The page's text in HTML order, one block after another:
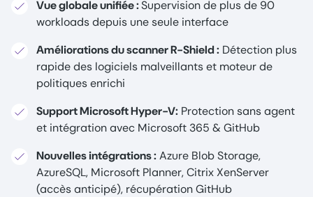
Vue globale unifiée :Supervision de plus de 90
workloads depuis une seule interface
Améliorations du scanner R-Shield : Détection plus
rapide des logiciels malveillants et moteur de
politiques enrichi
Support Microsoft Hyper-V: Protection sans agent
et intégration avec Microsoft 365 & GitHub
Nouvelles intégrations :Azure Blob Storage,
AzureSQL, Microsoft Planner, Citrix XenServer
(accès anticipé), récupération GitHub